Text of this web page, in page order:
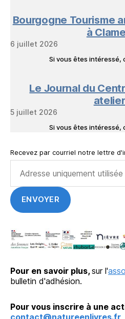
Bourgogne Tourisme
à
6 juillet 2026
Si vous êtes
Le Journal du
5 juillet 2026
Si vous êtes
Recevez par courriel notre lettre
Pour en savoir plus, sur l'
bulletin d'adhésion.
Pour vous inscrire à une
contact@natureenlivres.fr